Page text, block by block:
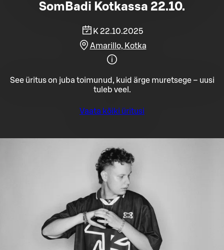
SomBadi Kotkassa 22.10.
K 22.10.2025
Amarillo, Kotka
See üritus on juba toimunud, kuid ärge muretsege – uusi
tuleb veel.
Vaata kõiki üritusi